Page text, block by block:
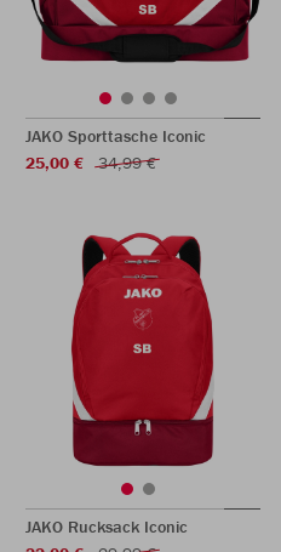
JAKO Sporttasche Iconic
25,00 €
34,99 €
JAKO Rucksack Iconic